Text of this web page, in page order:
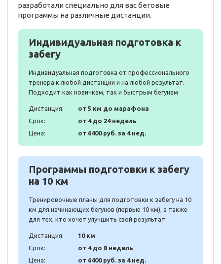
разработали специально для вас беговые
программы на различные дистанции.
Индивидуальная подготовка к
забегу
Индивидуальная подготовка от профессионального
тренера к любой дистанции и на любой результат.
Подходит как новичкам, так и быстрым бегунам
Дистанция:
от 5 км до марафона
Срок:
от 4 до 24 недель
Цена:
от 6400 руб. за 4 нед.
Программы подготовки к забегу
на 10 км
Тренировочные планы для подготовки к забегу на 10
км для начинающих бегунов (первые 10 км), а также
для тех, кто хочет улучшить свой результат.
Дистанция:
10 км
Срок:
от 4 до 8 недель
Цена:
от 6400 руб. за 4 нед.